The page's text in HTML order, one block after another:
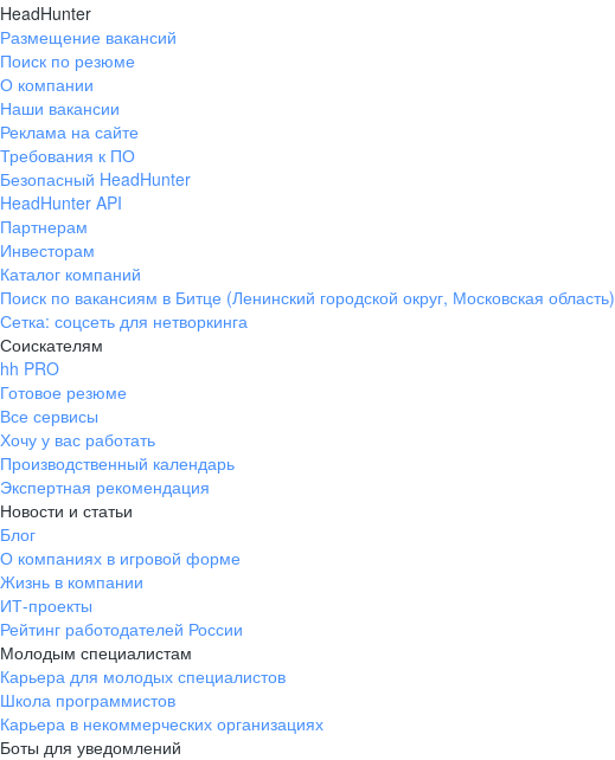
HeadHunter
Размещение вакансий
Поиск по резюме
О компании
Наши вакансии
Реклама на сайте
Требования к ПО
Безопасный HeadHunter
HeadHunter API
Партнерам
Инвесторам
Каталог компаний
Поиск по вакансиям в Битце (Ленинский городской округ, Московская область)
Сетка: соцсеть для нетворкинга
Соискателям
hh PRO
Готовое резюме
Все сервисы
Хочу у вас работать
Производственный календарь
Экспертная рекомендация
Новости и статьи
Блог
О компаниях в игровой форме
Жизнь в компании
ИТ-проекты
Рейтинг работодателей России
Молодым специалистам
Карьера для молодых специалистов
Школа программистов
Карьера в некоммерческих организациях
Боты для уведомлений